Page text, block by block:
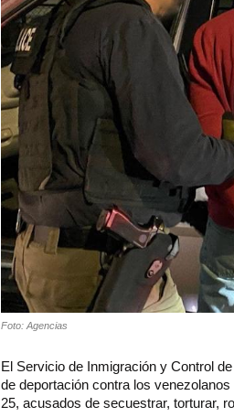
Foto: Agencias
El Servicio de Inmigración y Control
de deportación contra los
25, acusados de secuestrar, torturar,